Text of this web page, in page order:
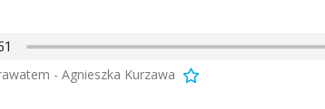
- Agnieszka Kurzawa